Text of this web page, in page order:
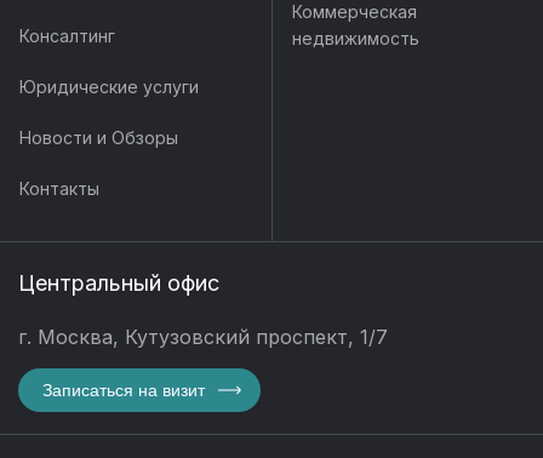
Консалтинг
Юридические услуги
Новости и Обзоры
Контакты
Коммерческая
недвижимость
Центральный офис
г. Москва, Кутузовский проспект, 1/7
Записаться на визит